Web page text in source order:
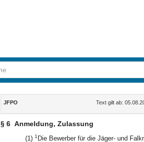
Inhalt
JFPO Text gilt ab:
§ 6 Anmeldung, Zulassung
(1) 1 Die Bewerber für die Jäger- und